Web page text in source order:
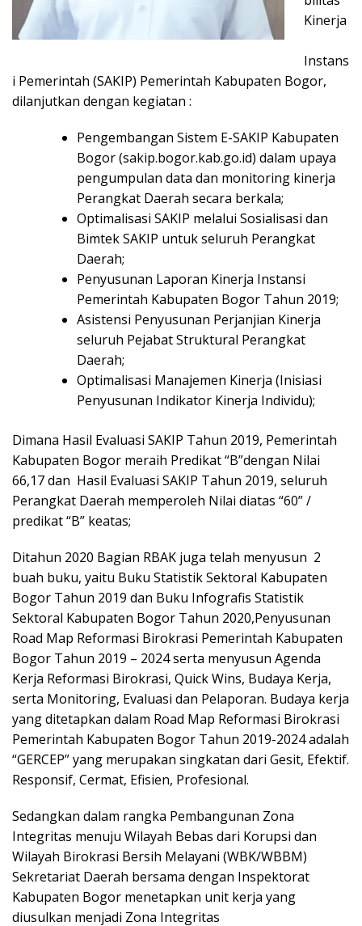
Kinerja
Instans
i Pemerintah (SAKIP) Pemerintah Kabupaten Bogor,
dilanjutkan dengan kegiatan :
Pengembangan Sistem E-SAKIP Kabupaten
Bogor(sakip.bogor.kab.go.id) dalam upaya
pengumpulan data dan monitoring kinerja
Perangkat Daerah secara berkala;
Optimalisasi SAKIP melalui Sosialisasi dan
Bimtek SAKIP untuk seluruh Perangkat
Daerah;
Penyusunan Laporan Kinerja Instansi
Pemerintah Kabupaten Bogor Tahun 2019;
Asistensi Penyusunan Perjanjian Kinerja
seluruh Pejabat Struktural Perangkat
Daerah;
Optimalisasi Manajemen Kinerja (Inisiasi
Penyusunan Indikator Kinerja Individu);
Dimana Hasil Evaluasi SAKIP Tahun 2019, Pemerintah
Kabupaten Bogor meraih Predikat “B”dengan Nilai
66,17 dan Hasil Evaluasi SAKIP Tahun 2019, seluruh
Perangkat Daerah memperoleh Nilai diatas “60” /
predikat “B” keatas;
Ditahun 2020 Bagian RBAK juga telah menyusun 2
buah buku, yaitu Buku Statistik Sektoral Kabupaten
Bogor Tahun 2019 dan Buku Infografis Statistik
Sektoral Kabupaten Bogor Tahun 2020,Penyusunan
Road Map Reformasi Birokrasi Pemerintah Kabupaten
Bogor Tahun 2019 – 2024 serta menyusun Agenda
Kerja Reformasi Birokrasi, Quick Wins, Budaya Kerja,
serta Monitoring, Evaluasi dan Pelaporan. Budaya kerja
yang ditetapkan dalam Road Map Reformasi Birokrasi
Pemerintah Kabupaten Bogor Tahun 2019-2024 adalah
“GERCEP” yang merupakan singkatan dari Gesit, Efektif.
Responsif, Cermat, Efisien, Profesional.
Sedangkan dalam rangka Pembangunan Zona
Integritas menuju Wilayah Bebas dari Korupsi dan
Wilayah Birokrasi Bersih Melayani (WBK/WBBM)
Sekretariat Daerah bersama dengan Inspektorat
Kabupaten Bogor menetapkan unit kerja yang
diusulkan menjadi Zona Integritas